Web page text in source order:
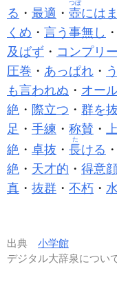
る ・ 最適 ・ 壺
つぼ
には
くめ ・ 言う事無し ・
及ばず ・ コンプリ
圧巻 ・ あっぱれ ・
も言われぬ ・ オー
絶 ・ 際立つ ・ 群を
足 ・ 手練 ・ 称賛 ・
絶 ・ 卓抜 ・ 長
た
ける ・
絶 ・ 天才的 ・ 得意
真 ・ 抜群 ・ 不朽 ・
出典 小学館
デジタル大辞泉につ